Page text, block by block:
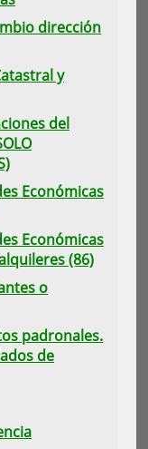
dirección
y
del
Económicas
Económicas
(86)
o
padronales.
de